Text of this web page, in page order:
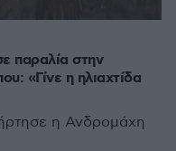
παραλία στην
«Γίνε η ηλιαχτίδα
η Ανδρομάχη